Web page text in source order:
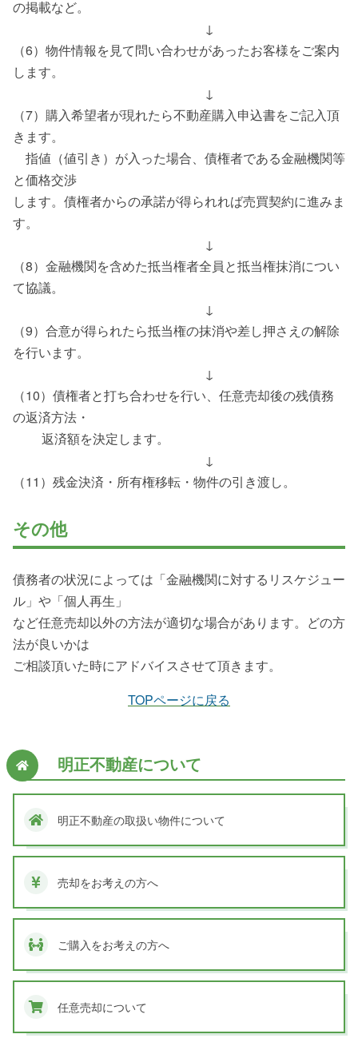
の掲載など。
↓
（6）物件情報を見て問い合わせがあったお客様をご案内
します。
↓
（7）購入希望者が現れたら不動産購入申込書をご記入頂
きます。
指値（値引き）が入った場合、債権者である金融機関等
と価格交渉
します。債権者からの承諾が得られれば売買契約に進みま
す。
↓
（8）金融機関を含めた抵当権者全員と抵当権抹消につい
て協議。
↓
（9）合意が得られたら抵当権の抹消や差し押さえの解除
を行います。
↓
（10）債権者と打ち合わせを行い、任意売却後の残債務
の返済方法・
返済額を決定します。
↓
（11）残金決済・所有権移転・物件の引き渡し。
その他
債務者の状況によっては「金融機関に対するリスケジュー
ル」や「個人再生」
など任意売却以外の方法が適切な場合があります。どの方
法が良いかは
ご相談頂いた時にアドバイスさせて頂きます。
TOPページに戻る
明正不動産について
明正不動産の取扱い物件について
売却をお考えの方へ
ご購入をお考えの方へ
任意売却について